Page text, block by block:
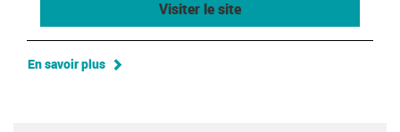
Visiter le site
En savoir plus